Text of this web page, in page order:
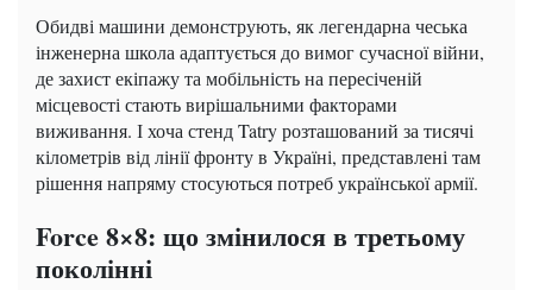
Обидві машини демонструють, як легендарна чеська
інженерна школа адаптується до вимог сучасної війни,
де захист екіпажу та мобільність на пересіченій
місцевості стають вирішальними факторами
виживання. І хоча стенд Tatry розташований за тисячі
кілометрів від лінії фронту в Україні, представлені там
рішення напряму стосуються потреб української армії.
Force 8×8: що змінилося в третьому
поколінні